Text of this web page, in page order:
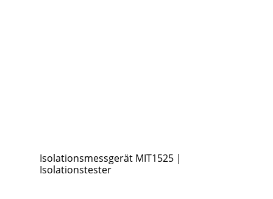
Isolationsmessgerät MIT1525 |
Isolationstester